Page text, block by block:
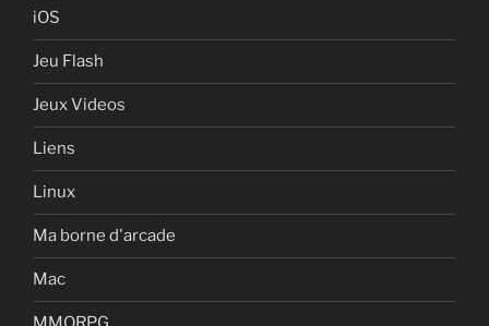
iOS
Jeu Flash
Jeux Videos
Liens
Linux
Ma borne d'arcade
Mac